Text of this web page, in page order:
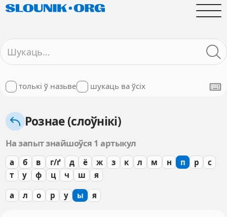
толькі ў назьве шукаць ва ўсіх
Рознае (слоўнікі)
На запыт знайшоўся 1 артыкул
а б в г/ґ д ё ж з к л м н п р
с
т
у ф ц ч ш я
а л о р у ы я